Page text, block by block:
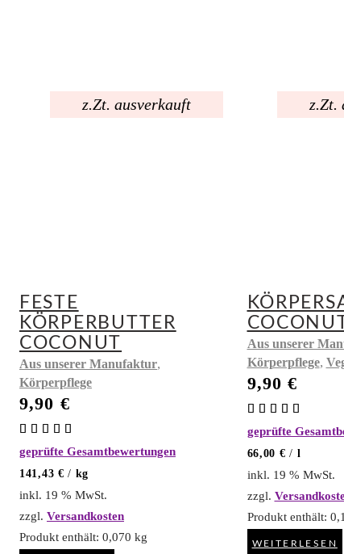
z.Zt. ausverkauft
FESTE
KÖRPERBUTTER
COCONUT
Aus unserer Manufaktur,
Körperpflege
9,90 €
5.00
geprüfte Gesamtbewertungen
141,43 € / kg
inkl. 19 % MwSt.
zzgl. Versandkosten
Produkt enthält: 0,070 kg
z.Zt.
Aus unserer
Körperpflege,
9,90 €
5.00
geprüfte
66,00 € / l
inkl. 19 % MwSt.
zzgl.
Produkt enthält:
WEITERLESEN